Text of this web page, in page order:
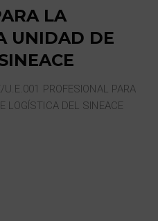
LA
UNIDAD DE
PROFESIONAL PARA
LOGÍSTICA DEL SINEACE